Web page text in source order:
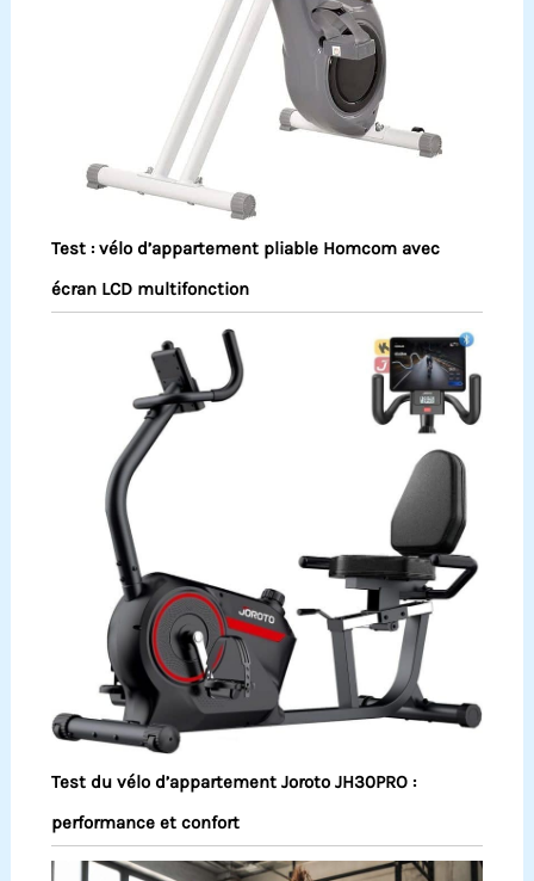
Test : vélo d’appartement pliable Homcom avec
écran LCD multifonction
Test du vélo d’appartement Joroto JH30PRO :
performance et confort